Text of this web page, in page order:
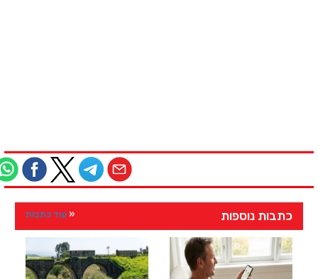
כתבות נוספות עוד כתבות